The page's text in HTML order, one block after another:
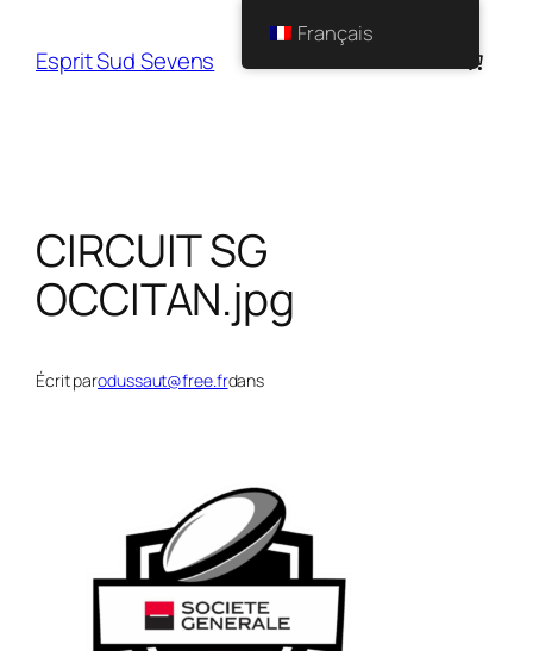
Esprit Sud Sevens
CIRCUIT SG
OCCITAN.jpg
Écrit parodussaut@free.frdans
Français